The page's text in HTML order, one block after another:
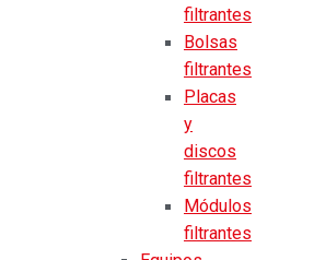
filtrantes
Bolsas
filtrantes
Placas
y
discos
filtrantes
Módulos
filtrantes